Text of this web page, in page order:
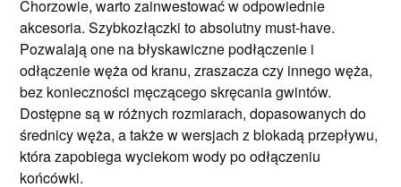
Chorzowie, warto zainwestować w odpowiednie
akcesoria. Szybkozłączki to absolutny must-have.
Pozwalają one na błyskawiczne podłączenie i
odłączenie węża od kranu, zraszacza czy innego węża,
bez konieczności męczącego skręcania gwintów.
Dostępne są w różnych rozmiarach, dopasowanych do
średnicy węża, a także w wersjach z blokadą przepływu,
która zapobiega wyciekom wody po odłączeniu
końcówki.